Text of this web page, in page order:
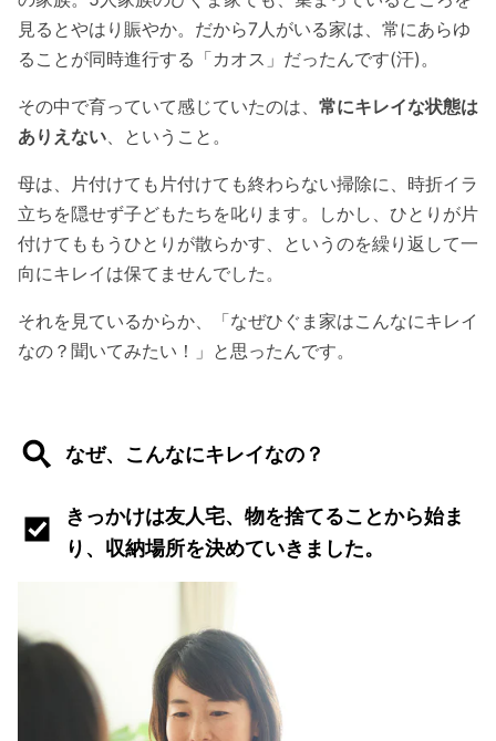
見るとやはり賑やか。だから7人がいる家は、常にあらゆ
ることが同時進行する「カオス」だったんです(汗)。
その中で育っていて感じていたのは、 常にキレイな状態は
ありえない 、ということ。
母は、片付けても片付けても終わらない掃除に、時折イラ
立ちを隠せず子どもたちを叱ります。しかし、ひとりが片
付けてももうひとりが散らかす、というのを繰り返して一
向にキレイは保てませんでした。
それを見ているからか、「なぜひぐま家はこんなにキレイ
なの？聞いてみたい！」と思ったんです。
なぜ、こんなにキレイなの？
きっかけは友人宅、物を捨てることから始ま
り、収納場所を決めていきました。